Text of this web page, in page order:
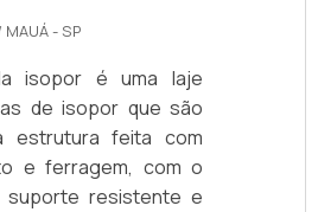
MAUÁ - SP
isopor é uma laje
de isopor que são
estrutura feita com
e ferragem, com o
resistente e